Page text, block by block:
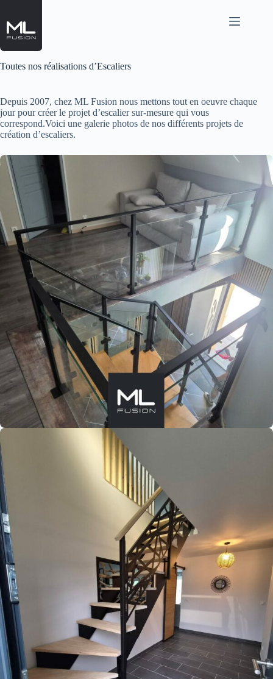
contenu
Toutes nos réalisations d’Escaliers
Depuis 2007, chez ML Fusion nous mettons tout en oeuvre chaque
jour pour créer le projet d’escalier sur-mesure qui vous
correspond.Voici une galerie photos de nos différents projets de
création d’escaliers.